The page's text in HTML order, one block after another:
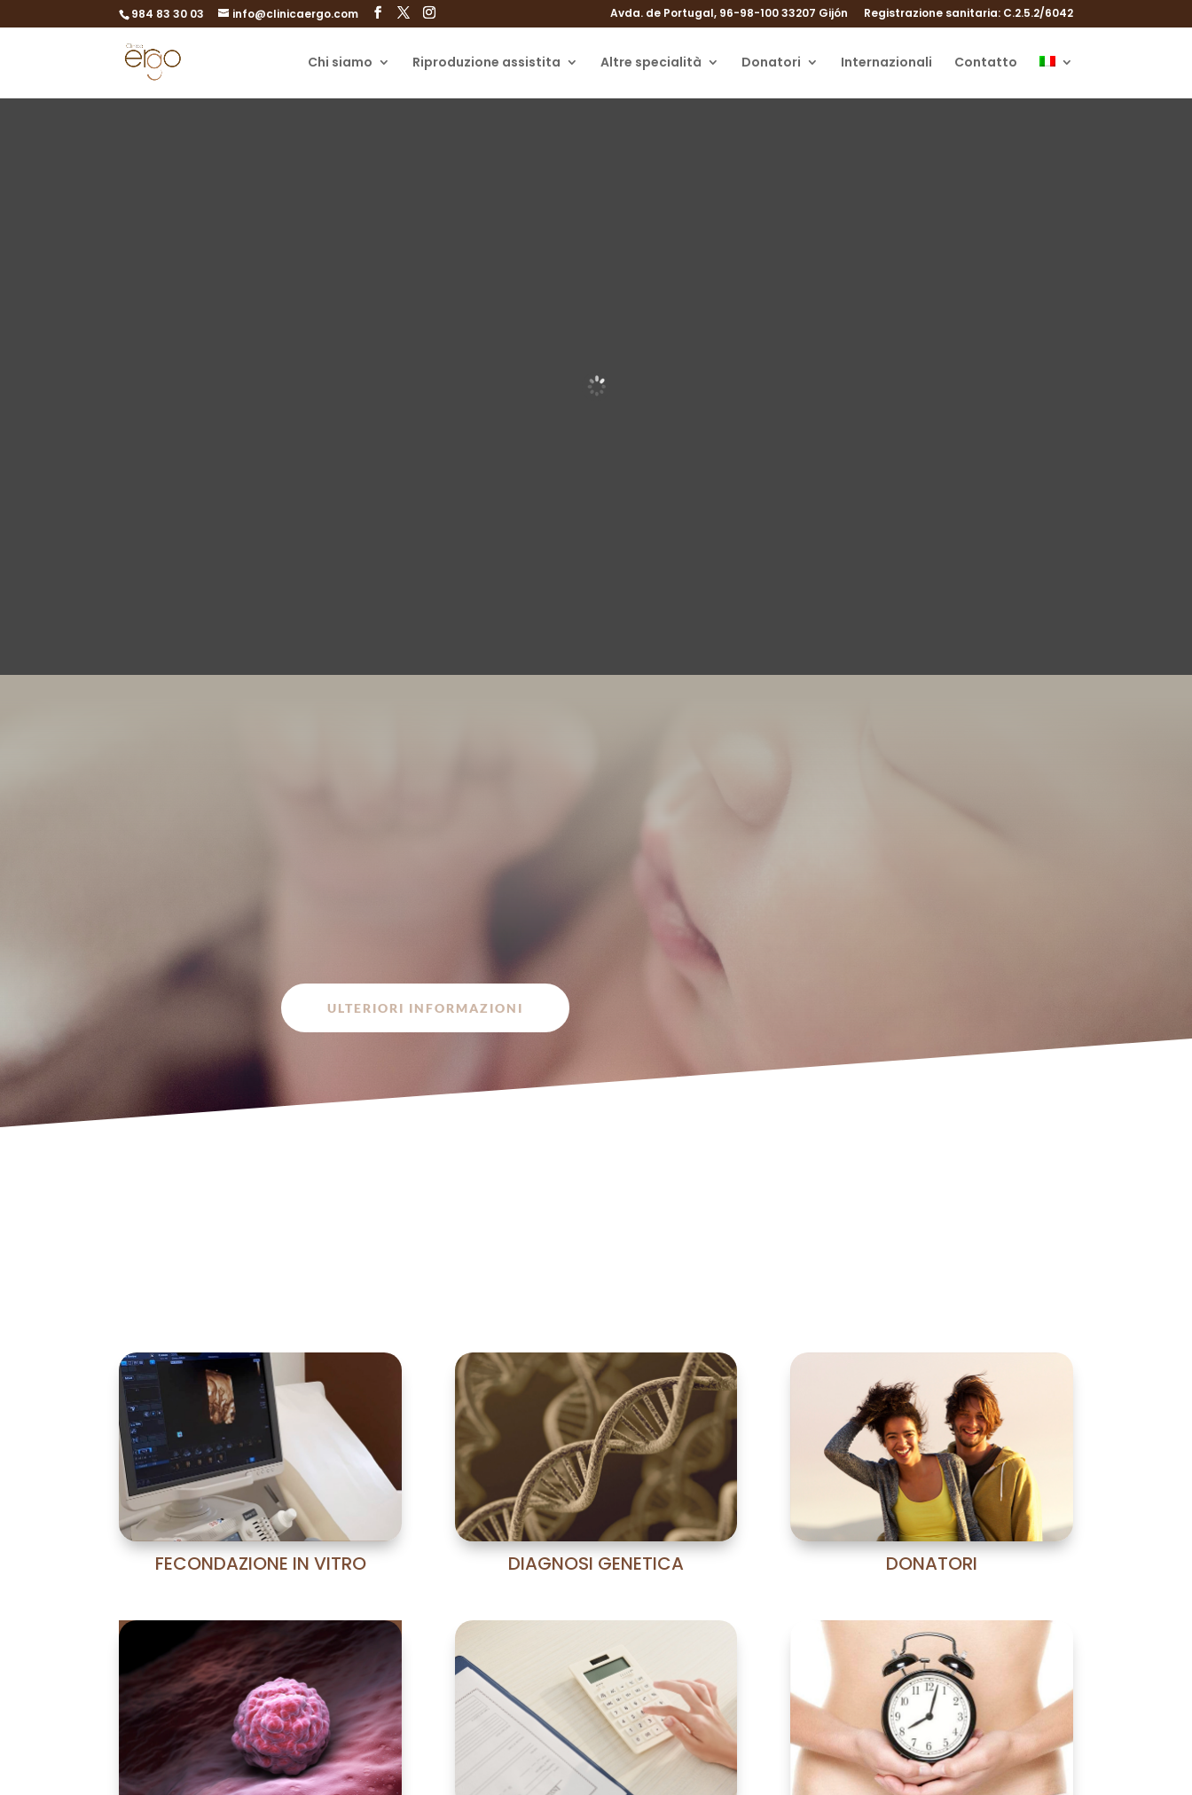
984 83 30 03 info@clinicaergo.com Avda. de Portugal, 96-98-100 33207 Gijón Registrazione sanitaria: C.2.5.2/6042
Chi siamo Riproduzione assistita Altre specialità Donatori Internazionali Contatto
ULTERIORI INFORMAZIONI
Diagnosi genetica preimpianto: PGD e EMBRACE
Donazione di ovuli, donazione di sperma e adozione di embrioni
Tecnica ROPA
All'avanguardia della più recente tecnologia riproduttiva
ICSI mediante Takanome,
incubador Time-Lapse,...
FECONDAZIONE IN VITRO
Diagnóstico genético
preimplantacional mediante
biopsia o Embrace, estudios
genéticos de portadores,
genética molecular,...
DIAGNOSI GENETICA
Si tienes menos de 35 años,
puedes donar óvulos o semen.
Dona con nosotros y forma
parte de un gran equipo.
DONATORI
Queremos ayudarte.
Financiamos tus tratamientos
a 12 meses con interés 0%.
Informáte.
Si ahora no es el momento o un
situación médica concreta
puede dificultarlo en el futuro,
es el momento de guardar tus
gametos.